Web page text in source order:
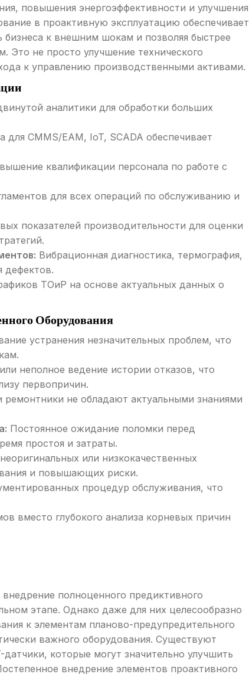
повышения энергоэффективности и улучшения
в проактивную эксплуатацию обеспечивает
к внешним шокам и позволяя быстрее
Это не просто улучшение технического
к управлению производственными активами.
аналитики для обработки больших
для CMMS/EAM, IoT, SCADA обеспечивает
квалификации персонала по работе с
для всех операций по обслуживанию и
показателей производительности для оценки
Вибрационная диагностика, термография,
дефектов.
ТОиР на основе актуальных данных о
Оборудования
устранения незначительных проблем, что
неполное ведение истории отказов, что
первопричин.
ремонтники не обладают актуальными знаниями
Постоянное ожидание поломки перед
простоя и затраты.
или низкокачественных
и повышающих риски.
процедур обслуживания, что
вместо глубокого анализа корневых причин
полноценного предиктивного
этапе. Однако даже для них целесообразно
к элементам планово-предупредительного
важного оборудования. Существуют
которые могут значительно улучшить
внедрение элементов проактивного